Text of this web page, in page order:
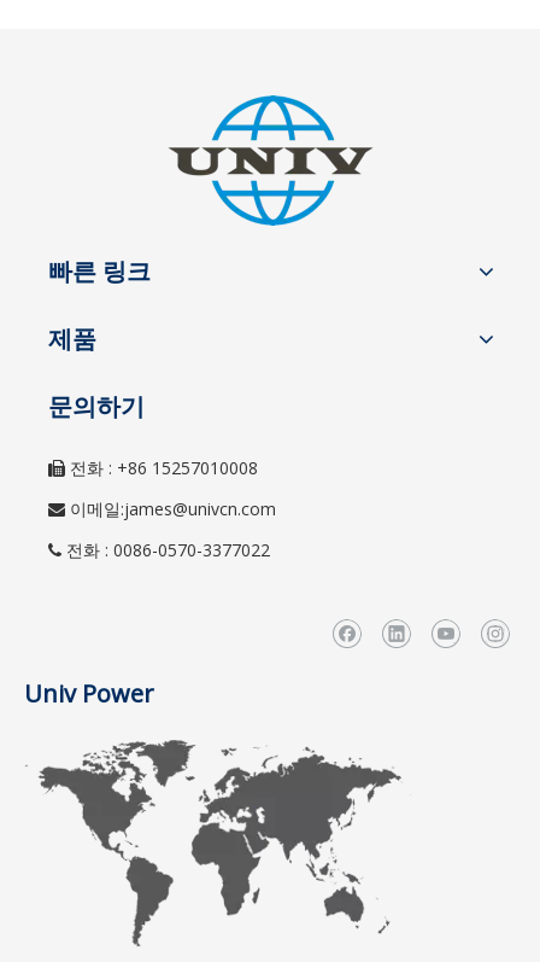
빠른 링크
제품
문의하기
 전화 : +86 15257010008
 이메일:james@univcn.com
 전화 : 0086-0570-3377022
Univ Power